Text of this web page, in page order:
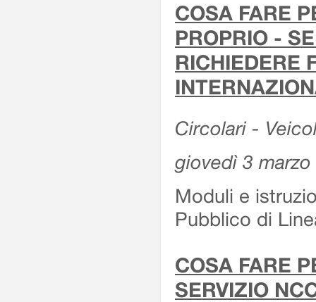
COSA FARE
PROPRIO -
RICHIEDERE
Circolari -
giovedì 3 marzo
Moduli e
Pubblico di
COSA FARE
SERVIZIO